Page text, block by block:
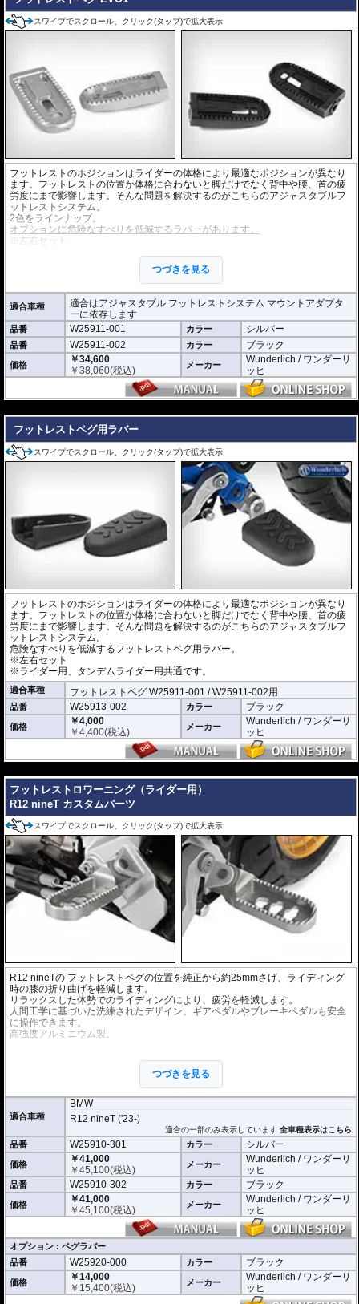
スワイプでスクロール、クリック(タップ)で拡大表示
フットレストのホジションはライダーの体格により最適なポジションが異なり
ます。フットレストの位置か体格に合わないと脚だけでなく背中や腰、首の疲
労度にまで影響します。そんな問題を解決するのがこちらのアジャスタブルフ
ットレストシステム。
2色をラインナップ。
オプションに危険なすべりを低減するラバーがあります。
※左右セット
※アジャスタブルフットレストシステムとしてご利用の場合は
フットレストペグ
つづきを見る
適合車種
適合はアジャスタブル フットレストシステム マウントアダプタ
ーに依存します
品番 W25911-001 カラー シルバー
品番 W25911-002 カラー ブラック
価格
￥34,600
￥38,060(税込) メーカー
Wunderlich / ワンダーリ
ッヒ
フットレストペグ用ラバー
スワイプでスクロール、クリック(タップ)で拡大表示
フットレストのホジションはライダーの体格により最適なポジションが異なり
ます。フットレストの位置か体格に合わないと脚だけでなく背中や腰、首の疲
労度にまで影響します。そんな問題を解決するのがこちらのアジャスタブルフ
ットレストシステム。
危険なすべりを低減するフットレストペグ用ラバー。
※左右セット
※ライダー用、タンデムライダー用共通です。
適合車種 フットレストペグ W25911-001 / W25911-002用
品番 W25913-002 カラー ブラック
価格
￥4,000
￥4,400(税込) メーカー
Wunderlich / ワンダーリ
ッヒ
フットレストロワーニング（ライダー用）
R12 nineT カスタムパーツ
スワイプでスクロール、クリック(タップ)で拡大表示
R12 nineTの フットレストペグの位置を純正から約25mmさげ、ライディング
時の膝の折り曲げを軽減します。
リラックスした体勢でのライディングにより、疲労を軽減します。
人間工学に基づいた洗練されたデザイン。ギアペダルやブレーキペダルも安全
に操作できます。
高強度アルミニウム製。
げ、また危険なすべりを低減します。
つづきを見る
適合車種
BMW
R12 nineT ('23-)
適合の一部のみ表示しています全車種表示はこちら
品番 W25910-301 カラー シルバー
価格
￥41,000
￥45,100(税込) メーカー
Wunderlich / ワンダーリ
ッヒ
品番 W25910-302 カラー ブラック
価格
￥41,000
￥45,100(税込) メーカー
Wunderlich / ワンダーリ
ッヒ
オプション : ペグラバー
品番
W25920-000 カラー ブラック
価格
￥14,000
￥ 15,400(税込) メーカー
Wunderlich / ワンダーリ
ッヒ